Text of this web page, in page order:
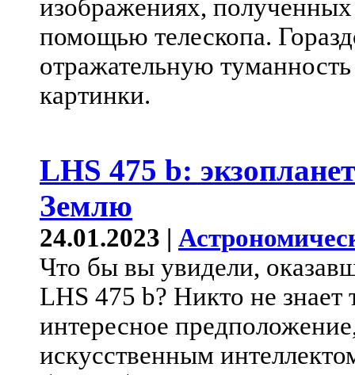
изображениях,
помощью телескопа.
отражательную
картинки.
LHS 475 b:
Землю
24.01.2023 |
Что бы вы увидели,
LHS 475 b? Никто не знает
интересное
искусственным